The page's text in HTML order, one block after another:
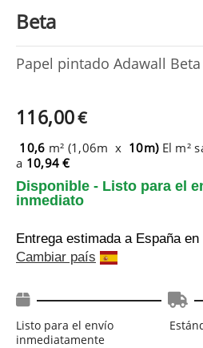
Beta
Papel pintado Adawall
116,00€
10,6 m² (1,06m x 10m) El m²
a 10,94 €
Disponible - Listo para el
inmediato
Entrega estimada a España en
Cambiar país
Listo para el envío
inmediatamente